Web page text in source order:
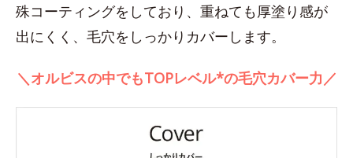
殊コーティングをしており、重ねても厚塗り感が
出にくく、毛穴をしっかりカバーします。
＼オルビスの中でもTOPレベル*の毛穴カバー力／